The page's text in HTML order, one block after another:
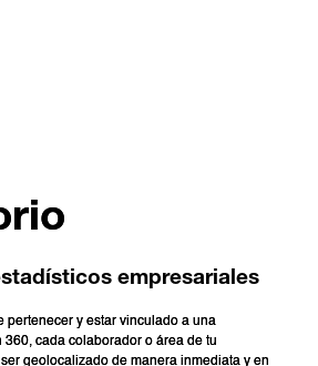
empresariales
pertenecer y estar vinculado a una
cada colaborador o área de tu
geolocalizado de manera inmediata y en